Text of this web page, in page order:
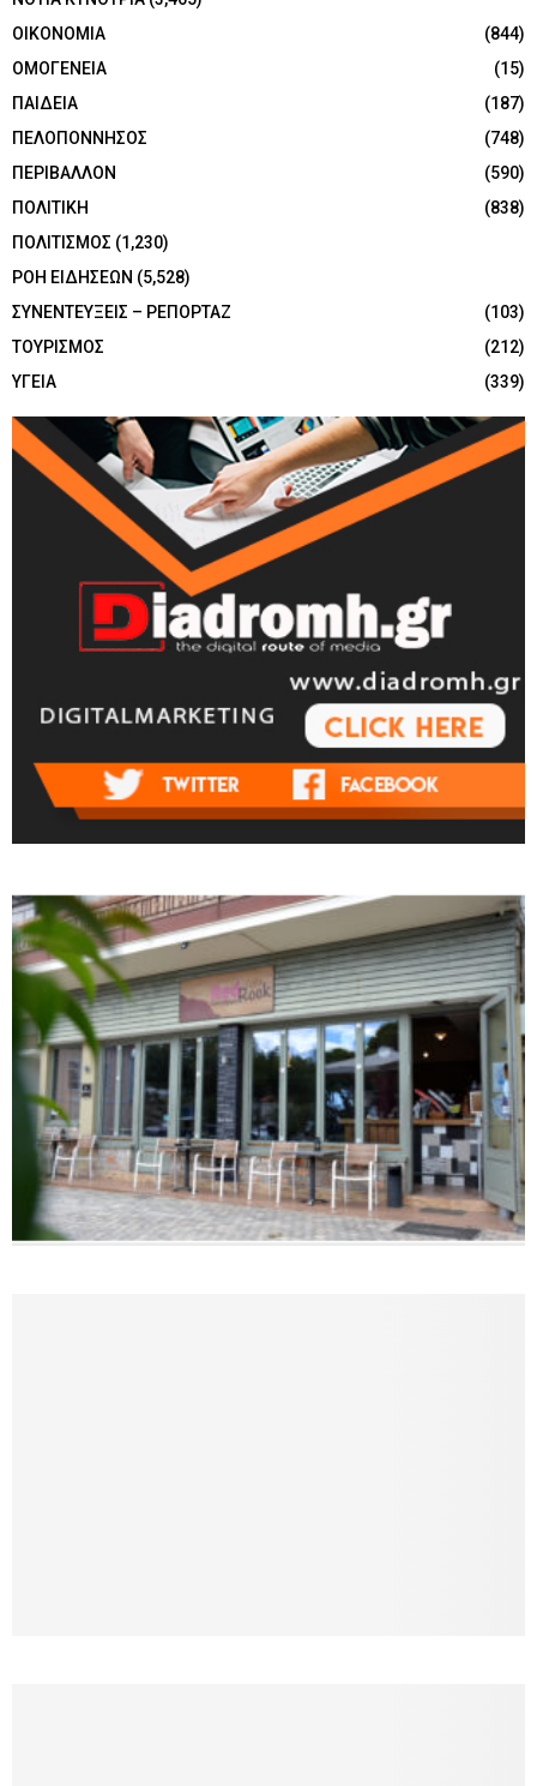
ΟΙΚΟΝΟΜΙΑ
(844)
ΟΜΟΓΕΝΕΙΑ
(15)
ΠΑΙΔΕΙΑ
(187)
ΠΕΛΟΠΟΝΝΗΣΟΣ
(748)
ΠΕΡΙΒΑΛΛΟΝ
(590)
ΠΟΛΙΤΙΚΗ
(838)
ΠΟΛΙΤΙΣΜΟΣ (1,230)
ΡΟΗ ΕΙΔΗΣΕΩΝ (5,528)
ΣΥΝΕΝΤΕΥΞΕΙΣ – ΡΕΠΟΡΤΑΖ
(103)
ΤΟΥΡΙΣΜΟΣ
(212)
ΥΓΕΙΑ
(339)